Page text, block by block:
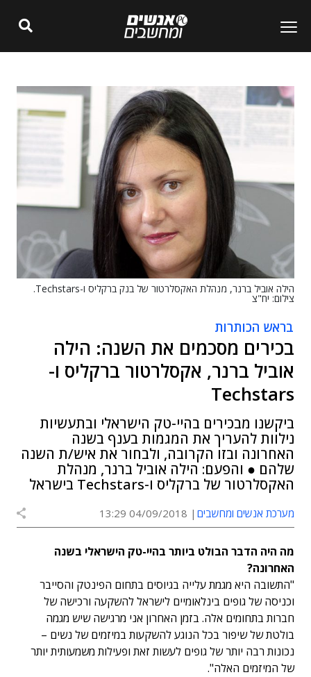
הילה אוביל ברנר, מנהלת האקסלרטור של בנק ברקליס ו-Techstars.
צילום: יח"צ
בראש הכותרות
בכירים מסכמים את השנה: הילה
אוביל ברנר, אקסלרטור ברקליס ו-
Techstars
ביקשנו מבכירים בהיי-טק הישראלי ובתעשיות
נילוות להעריך את המגמות בענף בשנה
האחרונה ובזו הקרובה, ולבחור את איש/ת השנה
שלהם ● והפעם: הילה אוביל ברנר, מנהלת
האקסלרטור של ברקליס ו-Techstars בישראל
מערכת אנשים ומחשבים 04/09/2018 13:29
מה היה הדבר הבולט ביותר בהיי-טק הישראלי בשנה
האחרונה?
"התשובה היא מגמת עלייה בגיוסים בתחום הפינטק והסייבר
וכניסה של גופים בינלאומיים לישראל להשקעה ורכישה של
חברות בתחומים אלה. בזמן האחרון אני מרגישה שיש מגמה
בולטת של שיפור בכל הנוגע להשקעות במיזמים של נשים –
נכונות רבה יותר של גופים לעשות זאת ופעילות משמעותית יותר
של המיזמים האלה".